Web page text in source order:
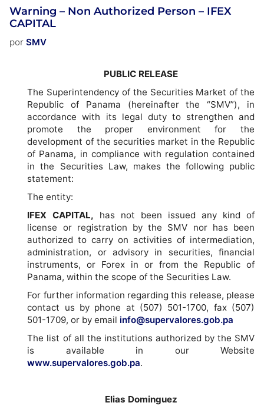
Warning – Non Authorized Person – IFEX
CAPITAL
por SMV
PUBLIC RELEASE
The Superintendency of the Securities Market of the
Republic of Panama (hereinafter the “SMV”), in
accordance with its legal duty to strengthen and
promote the proper environment for the
development of the securities market in the Republic
of Panama, in compliance with regulation contained
in the Securities Law, makes the following public
statement:
The entity:
IFEX CAPITAL, has not been issued any kind of
license or registration by the SMV nor has been
authorized to carry on activities of intermediation,
administration, or advisory in securities, financial
instruments, or Forex in or from the Republic of
Panama, within the scope of the Securities Law.
For further information regarding this release, please
contact us by phone at (507) 501-1700, fax (507)
501-1709, or by email info@supervalores.gob.pa
The list of all the institutions authorized by the SMV
is available in our Website
www.supervalores.gob.pa.
Elias Dominguez